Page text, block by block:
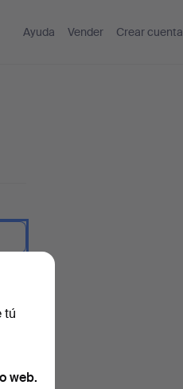
Ayuda Vender Crear cuenta
tú
web.